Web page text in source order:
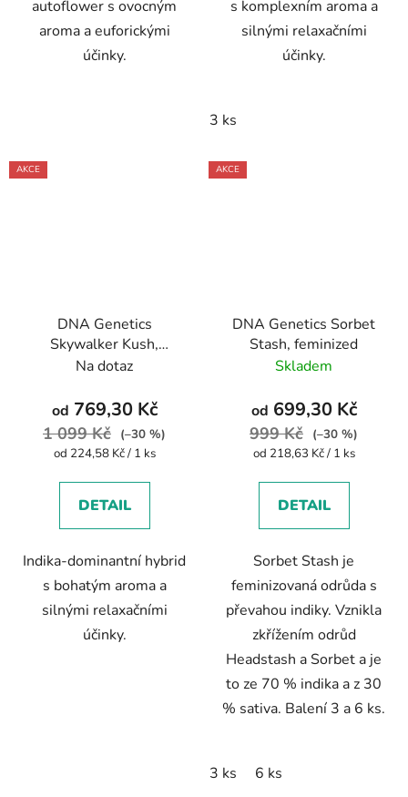
autoflower s ovocným
aroma a euforickými
účinky.
s komplexním aroma a
silnými relaxačními
účinky.
3 ks
AKCE
DNA Genetics
Skywalker Kush,
feminized
Na dotaz
od 769,30 Kč
1 099 Kč
(–30 %)
Měrná
od 224,58 Kč / 1 ks
DETAIL
Indika-dominantní hybrid
s bohatým aroma a
silnými relaxačními
účinky.
AKCE
DNA Genetics Sorbet
Stash, feminized
Skladem
od 699,30 Kč
999 Kč
(–30 %)
Měrná
od 218,63 Kč / 1 ks
DETAIL
Sorbet Stash je
feminizovaná odrůda s
převahou indiky. Vznikla
zkřížením odrůd
Headstash a Sorbet a je
to ze 70 % indika a z 30
% sativa. Balení 3 a 6 ks.
3 ks 6 ks